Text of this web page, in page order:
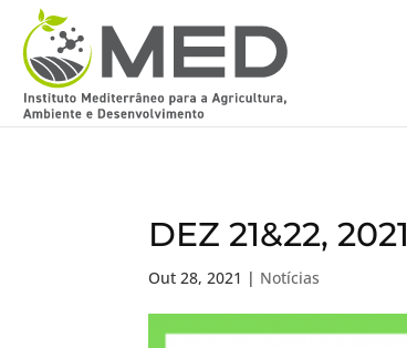
DEZ 21&22, 2021
Out 28, 2021 | Notícias